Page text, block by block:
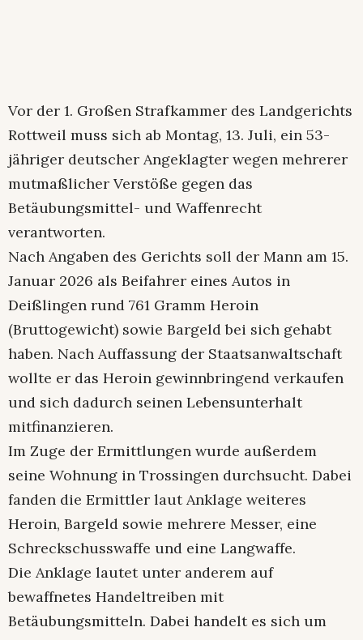
Vor der 1. Großen Strafkammer des Landgerichts
Rottweil muss sich ab Montag, 13. Juli, ein 53-
jähriger deutscher Angeklagter wegen mehrerer
mutmaßlicher Verstöße gegen das
Betäubungsmittel- und Waffenrecht
verantworten.
Nach Angaben des Gerichts soll der Mann am 15.
Januar 2026 als Beifahrer eines Autos in
Deißlingen rund 761 Gramm Heroin
(Bruttogewicht) sowie Bargeld bei sich gehabt
haben. Nach Auffassung der Staatsanwaltschaft
wollte er das Heroin gewinnbringend verkaufen
und sich dadurch seinen Lebensunterhalt
mitfinanzieren.
Im Zuge der Ermittlungen wurde außerdem
seine Wohnung in Trossingen durchsucht. Dabei
fanden die Ermittler laut Anklage weiteres
Heroin, Bargeld sowie mehrere Messer, eine
Schreckschusswaffe und eine Langwaffe.
Die Anklage lautet unter anderem auf
bewaffnetes Handeltreiben mit
Betäubungsmitteln. Dabei handelt es sich um